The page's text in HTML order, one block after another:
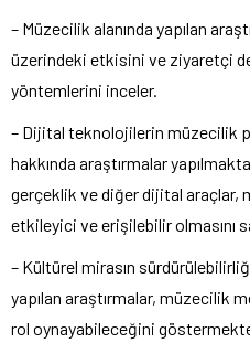
– Müzecilik alanında yapılan
üzerindeki etkisini ve ziyaretçi
yöntemlerini inceler.
– Dijital teknolojilerin müzecilik
hakkında araştırmalar
gerçeklik ve diğer dijital araçlar,
etkileyici ve erişilebilir olmasını
– Kültürel mirasın
yapılan araştırmalar, müzecilik
rol oynayabileceğini